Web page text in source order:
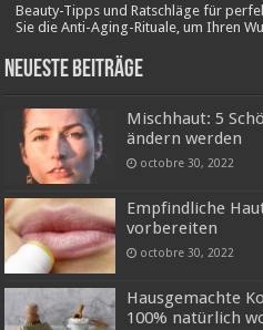
Beauty-Tipps und Ratschläge für
Sie die Anti-Aging-Rituale, um Ihren
Neueste Beiträge
Mischhaut: 5
ändern werden
octobre 30, 2022
Empfindliche
vorbereiten
octobre 30, 2022
Hausgemachte
100% natürlich